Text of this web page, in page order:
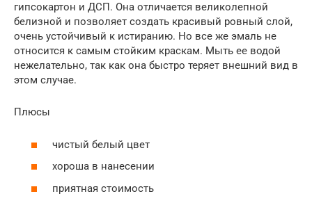
гипсокартон и ДСП. Она отличается великолепной
белизной и позволяет создать красивый ровный слой,
очень устойчивый к истиранию. Но все же эмаль не
относится к самым стойким краскам. Мыть ее водой
нежелательно, так как она быстро теряет внешний вид в
этом случае.
Плюсы
чистый белый цвет
хороша в нанесении
приятная стоимость